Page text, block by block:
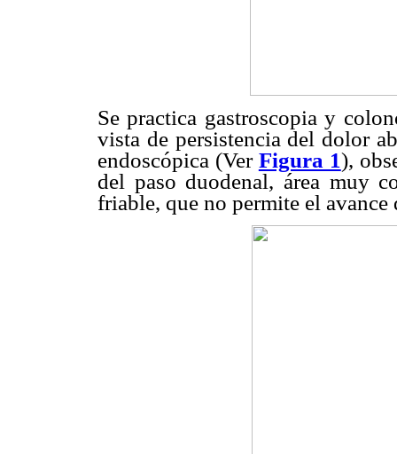
Se practica gastroscopia y
vista de persistencia del dolor
endoscópica (Ver Figura 1),
del paso duodenal, área muy
friable, que no permite el avance